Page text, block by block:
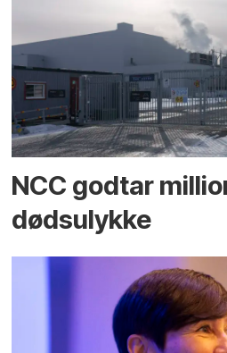
NCC godtar
dødsulykke